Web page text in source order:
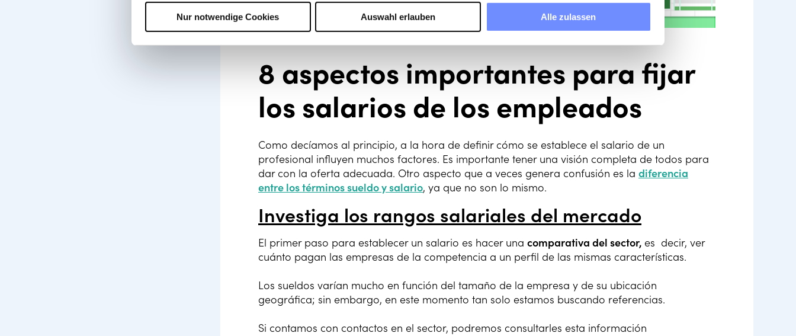
Nur notwendige Cookies Auswahl erlauben Alle zulassen
8 aspectos importantes para fijar
los salarios de los empleados
Como decíamos al principio, a la hora de definir cómo se establece el salario de un
profesional influyen muchos factores. Es importante tener una visión completa de todos para
dar con la oferta adecuada. Otro aspecto que a veces genera confusión es la diferencia
entre los términos sueldo y salario, ya que no son lo mismo.
Investiga los rangos salariales del mercado
El primer paso para establecer un salario es hacer una comparativa del sector, es decir, ver
cuánto pagan las empresas de la competencia a un perfil de las mismas características.
Los sueldos varían mucho en función del tamaño de la empresa y de su ubicación
geográfica; sin embargo, en este momento tan solo estamos buscando referencias.
Si contamos con contactos en el sector, podremos consultarles esta información